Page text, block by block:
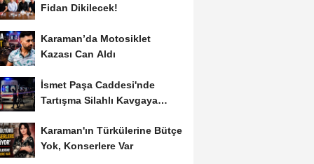
Fidan Dikilecek!
Karaman’da Motosiklet
Kazası Can Aldı
İsmet Paşa Caddesi'nde
Tartışma Silahlı Kavgaya
Karaman'ın Türkülerine Bütçe
Yok, Konserlere Var